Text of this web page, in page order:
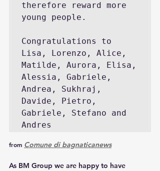
therefore reward more
young people.
Congratulations to
Lisa, Lorenzo, Alice,
Matilde, Aurora, Elisa,
Alessia, Gabriele,
Andrea, Sukhraj,
Davide, Pietro,
Gabriele, Stefano and
Andres
from Comune di bagnaticanews
As BM Group we are happy to have